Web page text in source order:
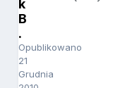
k
B
.
Opublikowano
21
Grudnia